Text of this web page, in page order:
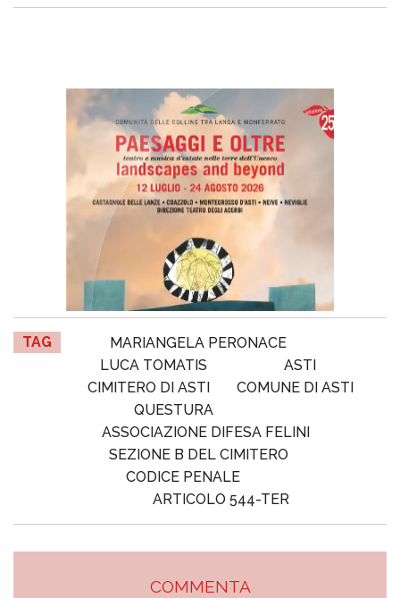
TAG
MARIANGELA PERONACE
LUCA TOMATIS
ASTI
CIMITERO DI ASTI
COMUNE DI ASTI
QUESTURA
ASSOCIAZIONE DIFESA FELINI
SEZIONE B DEL CIMITERO
CODICE PENALE
ARTICOLO 544-TER
COMMENTA